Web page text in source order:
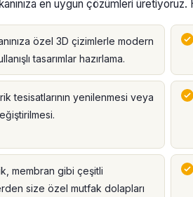
en uygun çözümleri
özel 3D çizimlerle modern
tasarımlar hazırlama.
tesisatlarının yenilenmesi veya
membran gibi çeşitli
size özel mutfak dolapları